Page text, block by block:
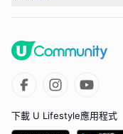
下載 U Lifestyle應用程式